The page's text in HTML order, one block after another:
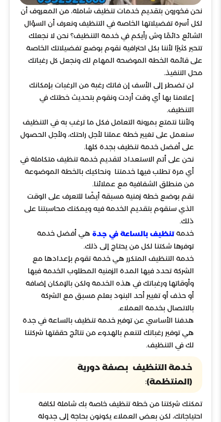
نحن فخورون بتقديم خدمات تنظيف شاملة، من المعروف أن
لكل أسرة تفضيلاتها الخاصة في التنظيف ونعرف أن السؤال
الشائع دائمًا وش رأيكم في خدمة التنظيف؟ نحن لا نجعلك
تتحير كثيرًا لأننا بكل احترافية نقوم بوضع تفضيلاتك الخاصة
على قائمة الخطة الموضحة المهام لك ونجعل كل رغباتك
محل التنفيذ.
لن تضطر إلى الأسف إن فاتك رغبة من الرغبات بإمكانك
إعلامنا بها أي وقت أردت ونقوم بتحديث خطتك في
التنظيف.
ولأننا نتمتع بمرونة التعامل فكل ما ترغب به في التنظيف
سنعمل على تغيير خطة عملنا لأجل راحتك، ولأجل الحصول
على أفضل خدمة تنظيف بجدة كلها.
نحن على أتم الاستعداد لتقديم خدمة تنظيف متكاملة في
أي مرة تطلب فيها خدمتنا ونحاكيك بالخطة الموضوعة
من منطلق الشفافية مع عملائنا.
نقم بوضع خطة زمنية مسبقة أيضًا للتعرف على الوقت
الذي سنقوم بتقديم الخدمة فيه ويمكنك محاسبتنا على
ذلك.
خدمة تنظيف بالساعة في جدة هي أفضل خدمة
توفرها شكتنا لكل من يحتاج إلى ذلك.
خدمة التنظيف المتكرر هي خدمة تقوم بإعدادها مع
الشركة تحدد فيها المدة الزمنية المطلوب الخدمة فيها
وأوقاتها ورغباتك في هذه الخدمة ولكن بالإمكان إضافة
أو حذف أو تغيير أحد البنود بعلم مسبق مع الشركة
بالاتصال بخدمة العملاء.
هدفنا الأساسي عن توفير خدمة تنظيف بالساعة في جدة
هي توفير رغباتك لتنعم بالهدوء من نتائج حققتها شركتنا
لك في التنظيف.
خدمة التنظيف بصفة دورية
(المنتظمة):
تمكنك شركتنا من خطة تنظيف خاصة بك شاملة لكافة
احتياجاتك، لكن بعض العملاء يكونون بحاجة إلى جدولة